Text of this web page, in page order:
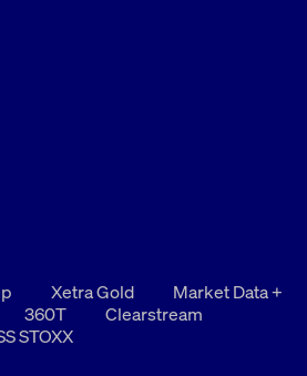
Xetra Gold
Market Data +
360T
Clearstream
STOXX